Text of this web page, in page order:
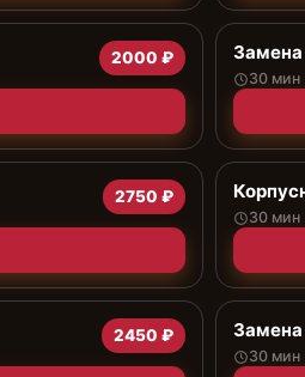
2000 ₽
30 мин
2750 ₽
30 мин
2450 ₽
30 мин